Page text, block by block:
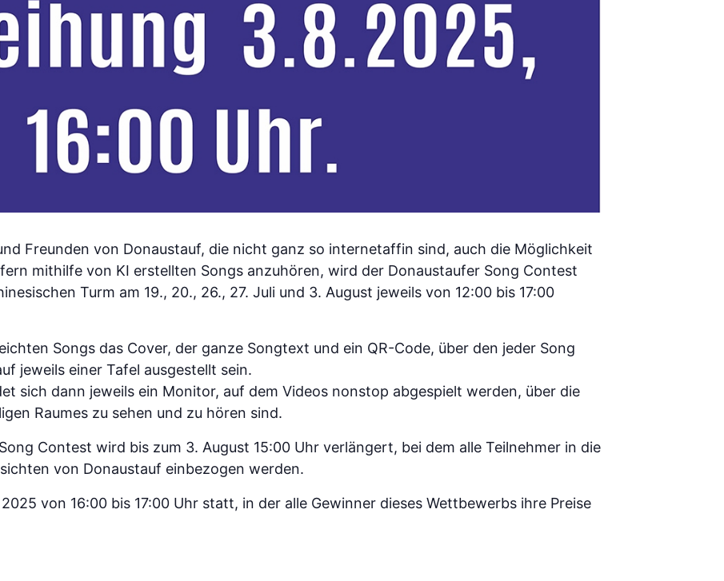
Freunden von Donaustauf, die nicht ganz so internetaffin sind, auch die Möglichkeit
mithilfe von KI erstellten Songs anzuhören, wird der Donaustaufer Song Contest
Turm am 19., 20., 26., 27. Juli und 3. August jeweils von 12:00 bis 17:00
Songs das Cover, der ganze Songtext und ein QR-Code, über den jeder Song
jeweils einer Tafel ausgestellt sein.
sich dann jeweils ein Monitor, auf dem Videos nonstop abgespielt werden, über die
Raumes zu sehen und zu hören sind.
Contest wird bis zum 3. August 15:00 Uhr verlängert, bei dem alle Teilnehmer in die
von Donaustauf einbezogen werden.
von 16:00 bis 17:00 Uhr statt, in der alle Gewinner dieses Wettbewerbs ihre Preise